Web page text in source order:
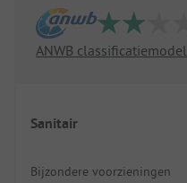
ANWB classificatiemodel
Sanitair
Bijzondere voorzieningen